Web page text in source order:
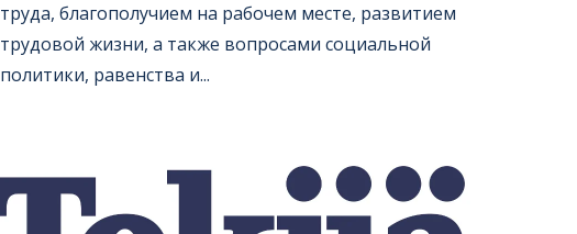
труда, благополучием на рабочем месте, развитием
трудовой жизни, а также вопросами социальной
политики, равенства и...